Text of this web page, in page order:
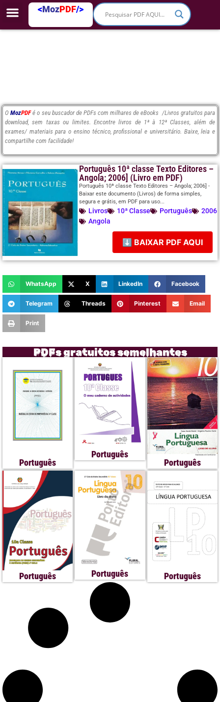
<MozPDF/>
OMozPDF é o seu buscador de PDFs com milhares de eBooks /Livros gratuitos para
download, sem taxas ou limites. Encontre livros de 1ª à 12ª Classes, além de
exames/ materiais para o ensino técnico, profissional e universitário. Baixe, leia e
compartilhe com facilidade!
Português 10ª classe Texto Editores –
Angola; 2006] (Livro em PDF)
Português 10ª classe Texto Editores – Angola; 2006] -
Baixar este documento (Livros) de forma simples,
segura e grátis, em PDF para uso...
Livros 10ª Classe Português
2006
Angola
⬇ BAIXAR PDF AQUI
WhatsApp X LinkedIn Facebook
Telegram Threads Pinterest Email
Print
PDFs gratuitos semelhantes
Português
Português
Português
Português Português Português